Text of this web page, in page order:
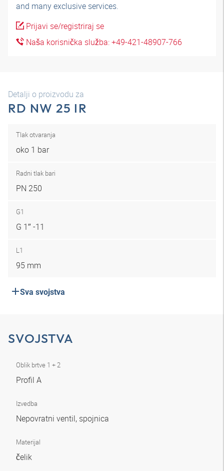
and many exclusive services.
Prijavi se/registriraj se
Naša korisnička služba: +49-421-48907-766
Detalji o proizvodu za
RD NW 25 IR
Tlak otvaranja
oko 1 bar
Radni tlak bari
PN 250
G1
G 1″ -11
L1
95 mm
Sva svojstva
SVOJSTVA
Oblik brtve 1 + 2
Profil A
Izvedba
Nepovratni ventil, spojnica
Materijal
čelik